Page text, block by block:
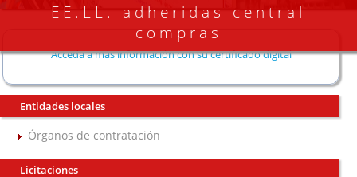
EE.LL. adheridas central
compras
Acceda a más información con su certificado digital
Entidades locales
Órganos de contratación
Licitaciones